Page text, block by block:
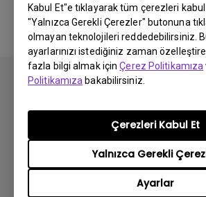
Kabul Et"e tıklayarak tüm çerezleri
"Yalnızca Gerekli Çerezler" butonuna
olmayan teknolojileri reddedebilirsiniz.
ayarlarınızı istediğiniz zaman
fazla bilgi almak içinÇerez Politikamıza
Politikamıza bakabilirsiniz.
Ayarlar
Yalnızca Gerekli
Çerezleri Kabul Et
Abone olun